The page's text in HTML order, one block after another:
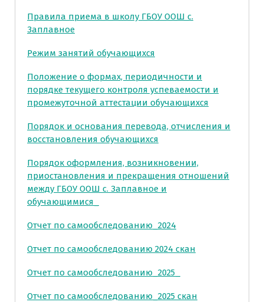
Правила приема в школу ГБОУ ООШ с.
Заплавное
Режим занятий обучающихся
Положение о формах, периодичности и
порядке текущего контроля успеваемости и
промежуточной аттестации обучающихся
Порядок и основания перевода, отчисления и
восстановления обучающихся
Порядок оформления, возникновении,
приостановления и прекращения отношений
между ГБОУ ООШ с. Заплавное и
обучающимися_
Отчет по самообследованию_2024
Отчет по самообследованию 2024 скан
Отчет по самообследованию_2025_
Отчет по самообследованию_2025 скан